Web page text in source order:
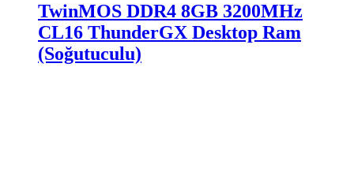
TwinMOS DDR4 8GB 3200MHz
CL16 ThunderGX Desktop Ram
(Soğutuculu)